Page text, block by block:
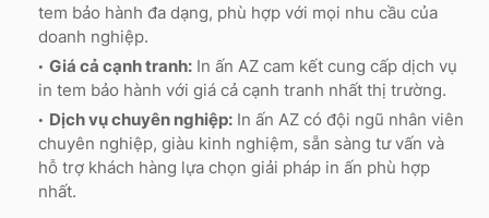
tem bảo hành đa dạng, phù hợp với mọi nhu cầu của
doanh nghiệp.
Giá cả cạnh tranh: In ấn AZ cam kết cung cấp dịch vụ
in tem bảo hành với giá cả cạnh tranh nhất thị trường.
Dịch vụ chuyên nghiệp: In ấn AZ có đội ngũ nhân viên
chuyên nghiệp, giàu kinh nghiệm, sẵn sàng tư vấn và
hỗ trợ khách hàng lựa chọn giải pháp in ấn phù hợp
nhất.